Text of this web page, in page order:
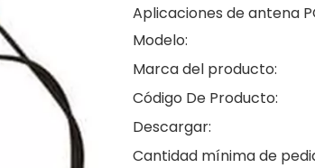
Aplicaciones de antena
Modelo:
Marca del producto:
Código De Producto:
Descargar:
Cantidad mínima de